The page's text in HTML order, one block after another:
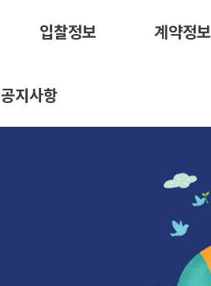
입찰정보 계약정보
공지사항